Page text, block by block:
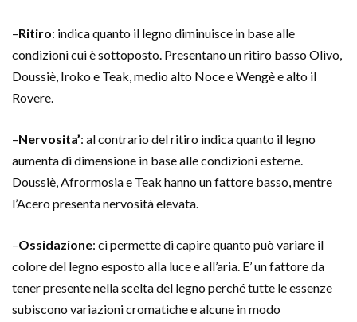
–Ritiro: indica quanto il legno diminuisce in base alle
condizioni cui è sottoposto. Presentano un ritiro basso Olivo,
Doussiè, Iroko e Teak, medio alto Noce e Wengè e alto il
Rovere.
–Nervosita’: al contrario del ritiro indica quanto il legno
aumenta di dimensione in base alle condizioni esterne.
Doussiè, Afrormosia e Teak hanno un fattore basso, mentre
l’Acero presenta nervosità elevata.
–Ossidazione: ci permette di capire quanto può variare il
colore del legno esposto alla luce e all’aria. E’ un fattore da
tener presente nella scelta del legno perché tutte le essenze
subiscono variazioni cromatiche e alcune in modo